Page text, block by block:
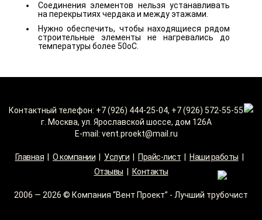
Соединения элементов нельзя устанавливать
на перекрытиях чердака и между этажами.
Нужно обеспечить, чтобы находящиеся рядом
строительные элементы не нагревались до
температуры более 50оC.
Контактный телефон: +7 (926) 444-25-04, +7 (926) 572-55-55
г. Москва, ул. Ярославской шоссе, дом 126А
E-mail: vent.proekt@mail.ru
Главная О компании Услуги Прайс-лист Наши работы
Отзывы
Контакты
2006 — 2026 © Компания “Вент Проект” - Лучший трубочист